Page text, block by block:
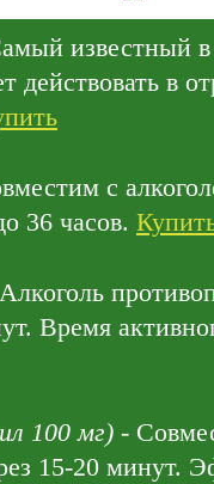
известный в
действовать в
с
36 часов.
Время
100 мг) -
15-20 минут.